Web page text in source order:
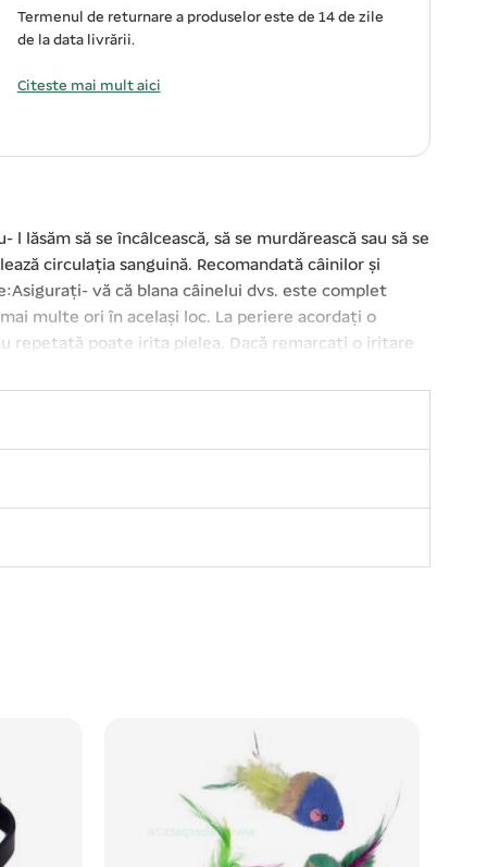
Termenul de returnare a produselor este de 14 de zile
de la data livrării.
Citeste mai mult aici
să se încâlcească, să se murdărească sau să se
circulația sanguină. Recomandată câinilor și
vă că blana câinelui dvs. este complet
multe ori în același loc. La periere acordați o
repetată poate irita pielea. Dacă remarcați o iritare